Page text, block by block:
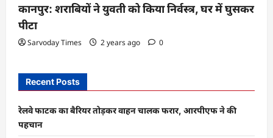
कानपुर: शराबियों ने युवती को किया निर्वस्त्र, घर में घुसकर
पीटा
Sarvoday Times 2 years ago 0
Recent Posts
रेलवे फाटक का बैरियर तोड़कर वाहन चालक फरार, आरपीएफ ने की
पहचान